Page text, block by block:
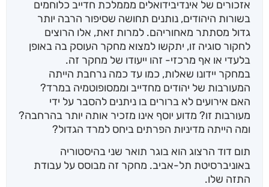
אזכורים של אינדיבידואלים מממלכת חדייב כלוחמים
בשורות היהודים, נותנים תחושה שסיפור הרבה יותר
גדול מסתתר מאחוריהם. למרות זאת, אלו הרוצים
לחקור סוגיה זו, יתקשו למצוא מחקר העוסק בה באופן
בלעדי או אף מרכזי- זהו ייעודו של מחקר זה.
במחקר יידונו שאלות, כמו עד כמה נרחבת הייתה
המעורבות של יהודים מחדייב וממסופוטמיה במרד?
האם אירועים לא ברורים בו ניתנים להסבר על ידי
מעורבות זו? מדוע יוסף אינו מזכיר אותה יותר בהרחבה?
ומה הייתה מדיניות הפרתים ביחס למרד הגדול?
תום דוד הרצוג הוא בוגר תואר שני בהיסטוריה
באוניברסיטת תל-אביב. מחקר זה מבוסס על עבודת
התזה שלו.